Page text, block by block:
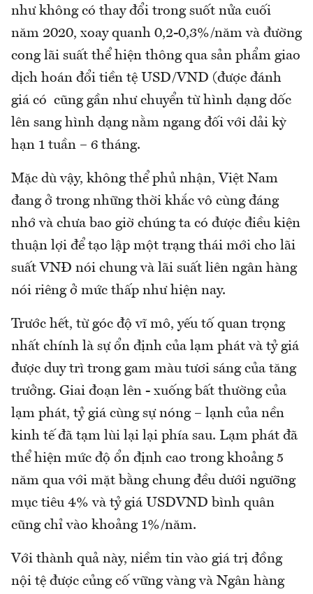
như không có thay đổi trong suốt nửa cuối
năm 2020, xoay quanh 0,2-0,3%/năm và đường
cong lãi suất thể hiện thông qua sản phẩm giao
dịch hoán đổi tiền tệ USD/VND (được đánh
giá có cũng gần như chuyển từ hình dạng dốc
lên sang hình dạng nằm ngang đối với dải kỳ
hạn 1 tuần – 6 tháng.
Mặc dù vậy, không thể phủ nhận, Việt Nam
đang ở trong những thời khắc vô cùng đáng
nhớ và chưa bao giờ chúng ta có được điều kiện
thuận lợi để tạo lập một trạng thái mới cho lãi
suất VNĐ nói chung và lãi suất liên ngân hàng
nói riêng ở mức thấp như hiện nay.
Trước hết, từ góc độ vĩ mô, yếu tố quan trọng
nhất chính là sự ổn định của lạm phát và tỷ giá
được duy trì trong gam màu tươi sáng của tăng
trưởng. Giai đoạn lên - xuống bất thường của
lạm phát, tỷ giá cùng sự nóng – lạnh của nền
kinh tế đã tạm lùi lại lại phía sau. Lạm phát đã
thể hiện mức độ ổn định cao trong khoảng 5
năm qua với mặt bằng chung đều dưới ngưỡng
mục tiêu 4% và tỷ giá USDVND bình quân
cũng chỉ vào khoảng 1%/năm.
Với thành quả này, niềm tin vào giá trị đồng
nội tệ được củng cố vững vàng và Ngân hàng